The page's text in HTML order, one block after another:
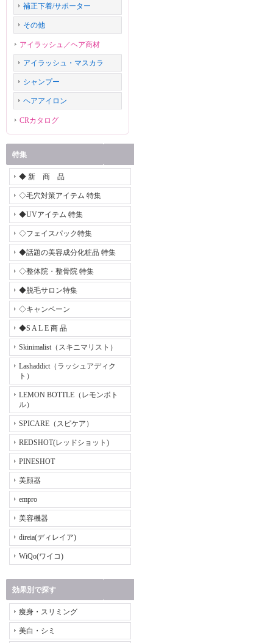
補正下着/サポーター
その他
アイラッシュ／ヘア商材
アイラッシュ・マスカラ
シャンプー
ヘアアイロン
CRカタログ
特集
◆ 新 商 品
◇毛穴対策アイテム 特集
◆UVアイテム 特集
◇フェイスパック特集
◆話題の美容成分化粧品 特集
◇整体院・整骨院 特集
◆脱毛サロン特集
◇キャンペーン
◆S A L E 商 品
Skinimalist（スキニマリスト）
Lashaddict（ラッシュアディク
ト）
LEMON BOTTLE（レモンボト
ル）
SPICARE（スピケア）
REDSHOT(レッドショット)
PINESHOT
美顔器
empro
美容機器
direia(ディレイア)
WiQo(ワイコ)
効果別で探す
痩身・スリミング
美白・シミ